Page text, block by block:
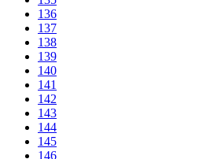
136
137
138
139
140
141
142
143
144
145
146